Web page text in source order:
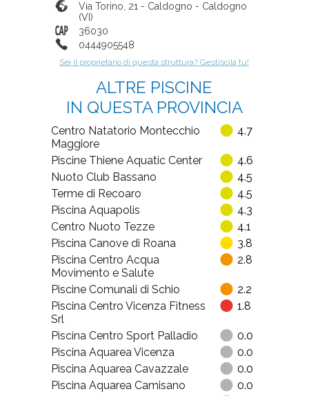
Via Torino, 21 - Caldogno - Caldogno
(VI)
36030
0444905548
Sei il proprietario di questa struttura? Gestiscila tu!
ALTRE PISCINE
IN QUESTA PROVINCIA
Centro Natatorio Montecchio
Maggiore
4.7
Piscine Thiene Aquatic Center
4.6
Nuoto Club Bassano
4.5
Terme di Recoaro
4.5
Piscina Aquapolis
4.3
Centro Nuoto Tezze
4.1
Piscina Canove di Roana
3.8
Piscina Centro Acqua
Movimento e Salute
2.8
Piscine Comunali di Schio
2.2
Piscina Centro Vicenza Fitness
Srl
1.8
Piscina Centro Sport Palladio
0.0
Piscina Aquarea Vicenza
0.0
Piscina Aquarea Cavazzale
0.0
Piscina Aquarea Camisano
0.0